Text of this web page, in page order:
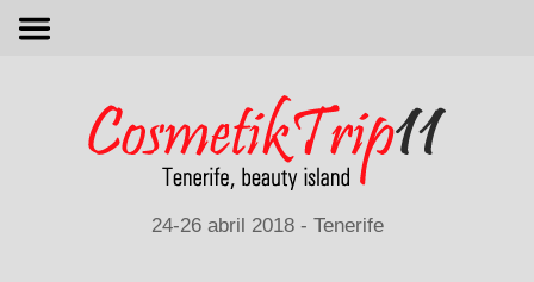
24-26 abril 2018 - Tenerife